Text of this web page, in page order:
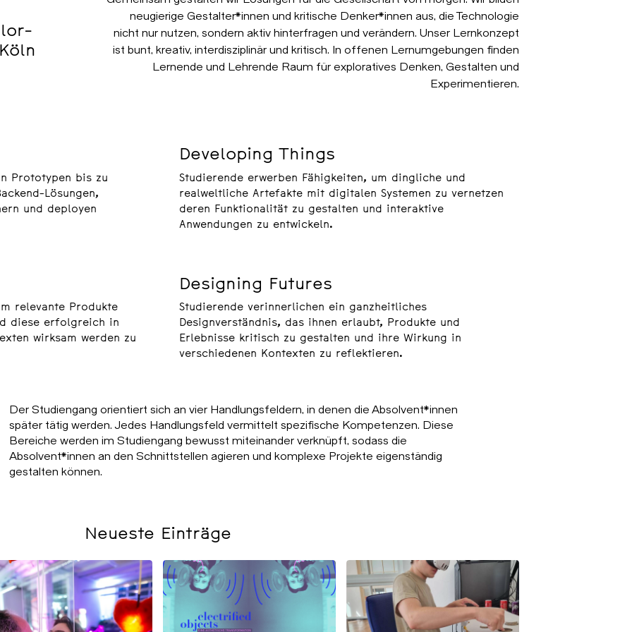
neugierige Gestalter*innen und kritische Denker*innen aus, die Technologie
nicht nur nutzen, sondern aktiv hinterfragen und verändern. Unser Lernkonzept
ist bunt, kreativ, interdisziplinär und kritisch. In offenen Lernumgebungen finden
Lernende und Lehrende Raum für exploratives Denken, Gestalten und
Experimentieren.
Prototypen bis zu
Lösungen,
und deployen
Developing Things
Studierende erwerben Fähigkeiten, um dingliche und
realweltliche Artefakte mit digitalen Systemen zu vernetzen
deren Funktionalität zu gestalten und interaktive
Anwendungen zu entwickeln.
relevante Produkte
diese erfolgreich in
wirksam werden zu
Designing Futures
Studierende verinnerlichen ein ganzheitliches
Designverständnis, das ihnen erlaubt, Produkte und
Erlebnisse kritisch zu gestalten und ihre Wirkung in
verschiedenen Kontexten zu reflektieren.
Der Studiengang orientiert sich an vier Handlungsfeldern, in denen die Absolvent*innen
später tätig werden. Jedes Handlungsfeld vermittelt spezifische Kompetenzen. Diese
Bereiche werden im Studiengang bewusst miteinander verknüpft, sodass die
Absolvent*innen an den Schnittstellen agieren und komplexe Projekte eigenständig
gestalten können.
Neueste Einträge